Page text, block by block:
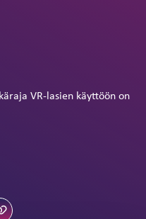
VR-lasien käyttöön on